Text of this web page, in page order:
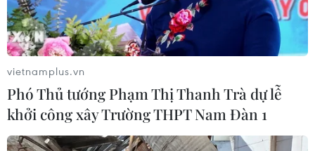
vietnamplus.vn
Phó Thủ tướng Phạm Thị Thanh Trà dự lễ
khởi công xây Trường THPT Nam Đàn 1